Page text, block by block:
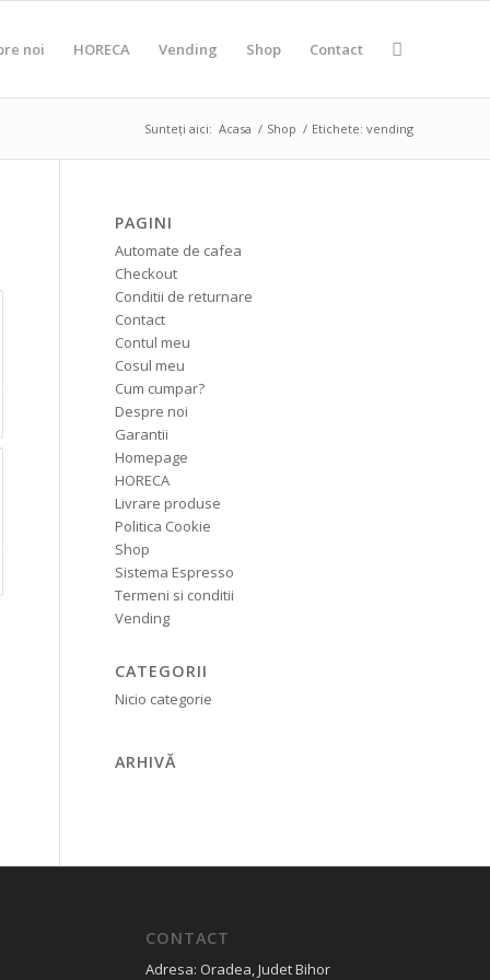
noi HORECA Vending Shop Contact
Sunteți aici: Acasa / Shop / Etichete: vending
PAGINI
Automate de cafea
Checkout
Conditii de returnare
Contact
Contul meu
Cosul meu
Cum cumpar?
Despre noi
Garantii
Homepage
HORECA
Livrare produse
Politica Cookie
Shop
Sistema Espresso
Termeni si conditii
Vending
CATEGORII
Nicio categorie
ARHIVĂ
CONTACT
Adresa: Oradea, Judet Bihor